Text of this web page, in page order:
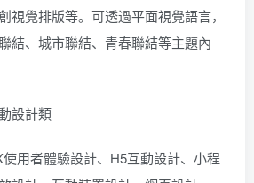
視覺排版等。可透過平面視覺語言，
結、城市聯結、青春聯結等主題內
設計類
用者體驗設計、H5互動設計、小程